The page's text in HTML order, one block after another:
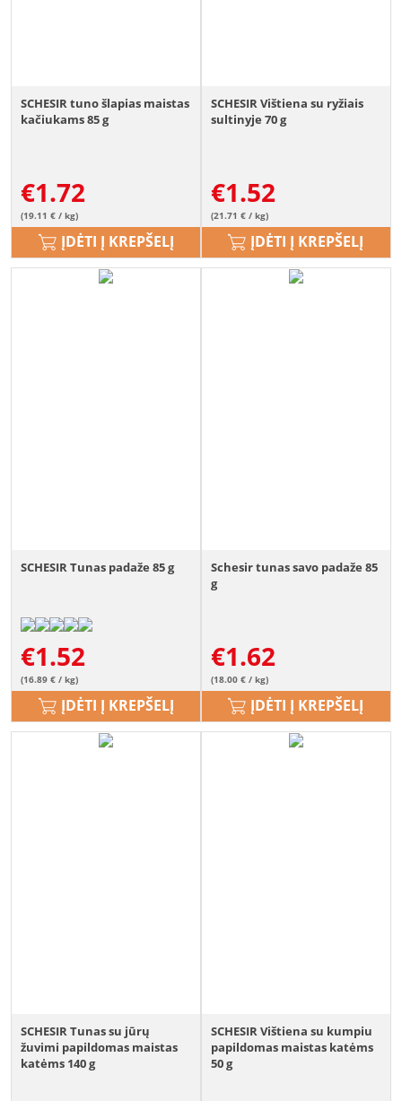
SCHESIR tuno šlapias maistas
kačiukams 85 g
€1.72
(19.11 € / kg)
ĮDĖTI Į KREPŠELĮ
SCHESIR Vištiena su ryžiais
sultinyje 70 g
€1.52
(21.71 € / kg)
ĮDĖTI Į KREPŠELĮ
SCHESIR Tunas padaže 85 g
€1.52
(16.89 € / kg)
ĮDĖTI Į KREPŠELĮ
Schesir tunas savo padaže 85
g
€1.62
(18.00 € / kg)
ĮDĖTI Į KREPŠELĮ
SCHESIR Tunas su jūrų
žuvimi papildomas maistas
katėms 140 g
SCHESIR Vištiena su kumpiu
papildomas maistas katėms
50 g